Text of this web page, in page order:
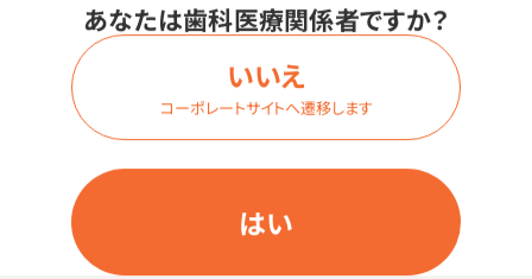
あなたは歯科医療関係者ですか？
はい
いいえ
コーポレートサイトへ遷移します
ハッピーノーズブレンドは、ヒソップやネトル、エルダーフ
ラワーや甜茶など13種類のハーブを配合しています。
【30ティーバッグ】まずは30日召し上がっていただくため
に。携帯に便利な個包装タイプなので、オフィスや旅行
先への持ち運びにも。